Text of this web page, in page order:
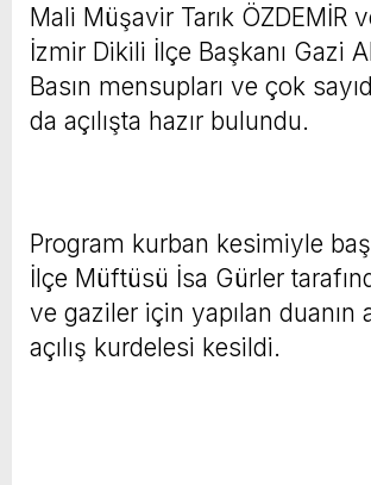
Mali Müşavir Tarık ÖZDEMİR
İzmir Dikili İlçe Başkanı Gazi
Basın mensupları ve çok
da açılışta hazır bulundu.
Program kurban kesimiyle
İlçe Müftüsü İsa Gürler
ve gaziler için yapılan duanın
açılış kurdelesi kesildi.